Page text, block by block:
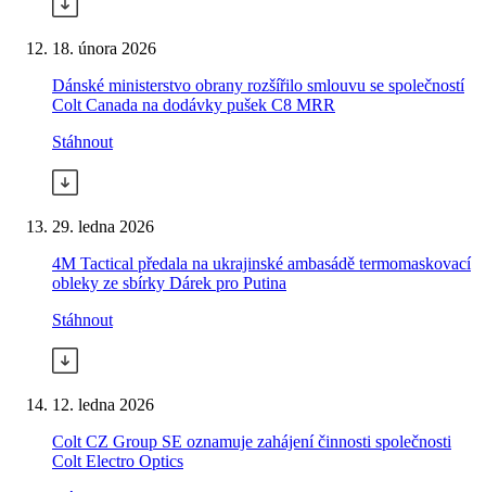
18. února 2026
Dánské ministerstvo obrany rozšířilo smlouvu se společností
Colt Canada na dodávky pušek C8 MRR
Stáhnout
29. ledna 2026
4M Tactical předala na ukrajinské ambasádě termomaskovací
obleky ze sbírky Dárek pro Putina
Stáhnout
12. ledna 2026
Colt CZ Group SE oznamuje zahájení činnosti společnosti
Colt Electro Optics